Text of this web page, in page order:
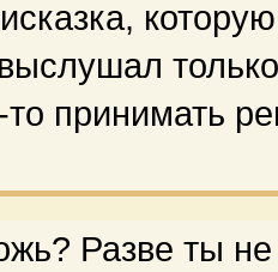
принимать
Разве ты